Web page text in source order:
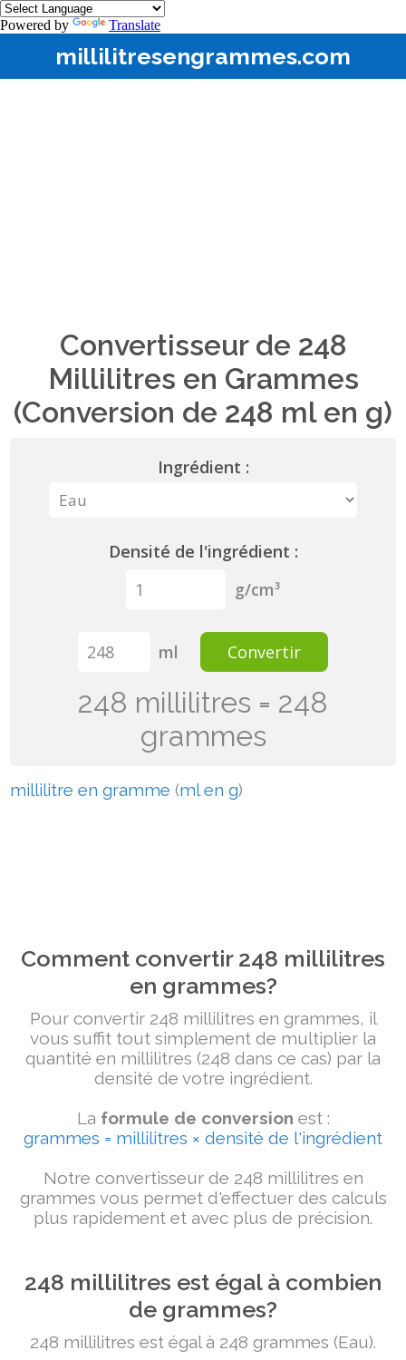
Powered by Translate
millilitresengrammes.com
Convertisseur de 248
Millilitres en Grammes
(Conversion de 248 ml en g)
Ingrédient :
Densité de l'ingrédient :
g/cm³
ml Convertir
248 millilitres = 248
grammes
millilitre en gramme (ml en g)
Comment convertir 248 millilitres
en grammes?
Pour convertir 248 millilitres en grammes, il
vous suffit tout simplement de multiplier la
quantité en millilitres (248 dans ce cas) par la
densité de votre ingrédient.
La formule de conversion est :
grammes = millilitres × densité de l'ingrédient
Notre convertisseur de 248 millilitres en
grammes vous permet d'effectuer des calculs
plus rapidement et avec plus de précision.
248 millilitres est égal à combien
de grammes?
248 millilitres est égal à 248 grammes (Eau).